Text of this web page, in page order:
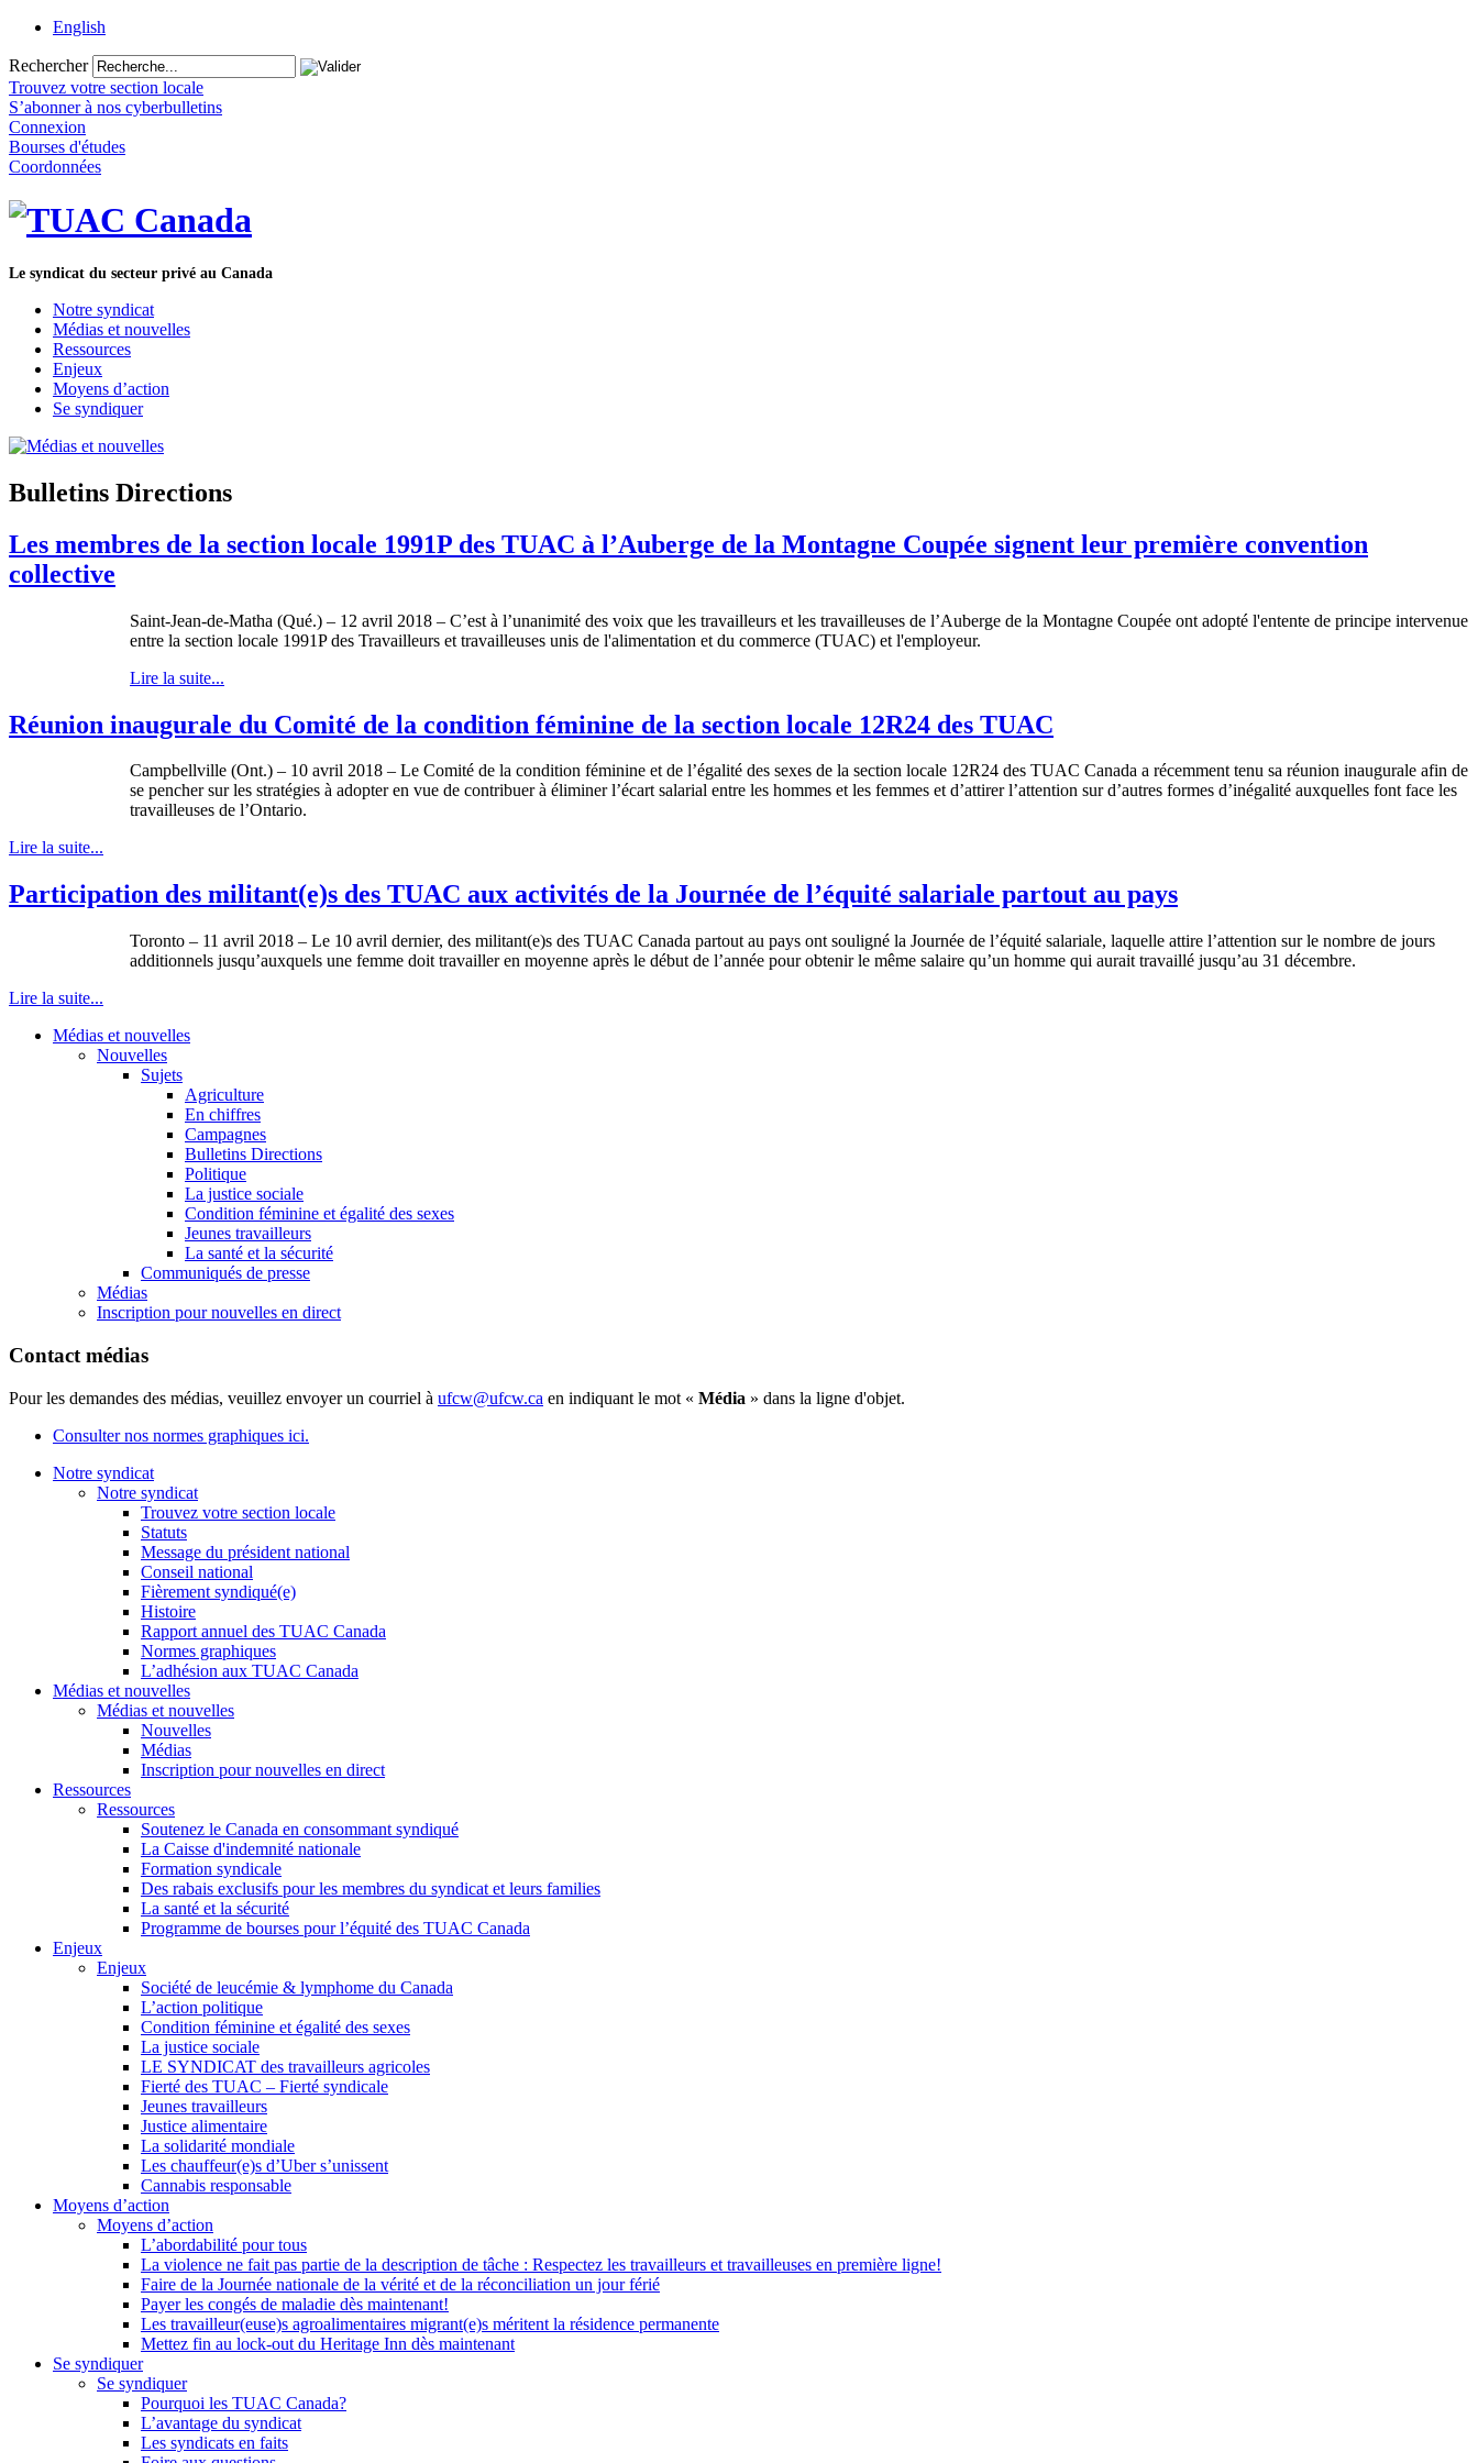
English
Rechercher
Trouvez votre section locale
S’abonner à nos cyberbulletins
Connexion
Bourses d'études
Coordonnées
Le syndicat du secteur privé au Canada
Notre syndicat
Médias et nouvelles
Ressources
Enjeux
Moyens d’action
Se syndiquer
Bulletins Directions
Les membres de la section locale 1991P des TUAC à l’Auberge de la Montagne Coupée signent leur première convention
collective
Saint-Jean-de-Matha (Qué.) – 12 avril 2018 – C’est à l’unanimité des voix que les travailleurs et les travailleuses de l’Auberge de la Montagne Coupée ont adopté l'entente de principe intervenue
entre la section locale 1991P des Travailleurs et travailleuses unis de l'alimentation et du commerce (TUAC) et l'employeur.
Lire la suite...
Réunion inaugurale du Comité de la condition féminine de la section locale 12R24 des TUAC
Campbellville (Ont.) – 10 avril 2018 – Le Comité de la condition féminine et de l’égalité des sexes de la section locale 12R24 des TUAC Canada a récemment tenu sa réunion inaugurale afin de
se pencher sur les stratégies à adopter en vue de contribuer à éliminer l’écart salarial entre les hommes et les femmes et d’attirer l’attention sur d’autres formes d’inégalité auxquelles font face les
travailleuses de l’Ontario.
Lire la suite...
Participation des militant(e)s des TUAC aux activités de la Journée de l’équité salariale partout au pays
Toronto – 11 avril 2018 – Le 10 avril dernier, des militant(e)s des TUAC Canada partout au pays ont souligné la Journée de l’équité salariale, laquelle attire l’attention sur le nombre de jours
additionnels jusqu’auxquels une femme doit travailler en moyenne après le début de l’année pour obtenir le même salaire qu’un homme qui aurait travaillé jusqu’au 31 décembre.
Lire la suite...
Médias et nouvelles
Nouvelles
Sujets
Agriculture
En chiffres
Campagnes
Bulletins Directions
Politique
La justice sociale
Condition féminine et égalité des sexes
Jeunes travailleurs
La santé et la sécurité
Communiqués de presse
Médias
Inscription pour nouvelles en direct
Contact médias
Pour les demandes des médias, veuillez envoyer un courriel à ufcw@ufcw.ca en indiquant le mot « Média » dans la ligne d'objet.
Consulter nos normes graphiques ici.
Notre syndicat
Notre syndicat
Trouvez votre section locale
Statuts
Message du président national
Conseil national
Fièrement syndiqué(e)
Histoire
Rapport annuel des TUAC Canada
Normes graphiques
L’adhésion aux TUAC Canada
Médias et nouvelles
Médias et nouvelles
Nouvelles
Médias
Inscription pour nouvelles en direct
Ressources
Ressources
Soutenez le Canada en consommant syndiqué
La Caisse d'indemnité nationale
Formation syndicale
Des rabais exclusifs pour les membres du syndicat et leurs families
La santé et la sécurité
Programme de bourses pour l’équité des TUAC Canada
Enjeux
Enjeux
Société de leucémie & lymphome du Canada
L’action politique
Condition féminine et égalité des sexes
La justice sociale
LE SYNDICAT des travailleurs agricoles
Fierté des TUAC – Fierté syndicale
Jeunes travailleurs
Justice alimentaire
La solidarité mondiale
Les chauffeur(e)s d’Uber s’unissent
Cannabis responsable
Moyens d’action
Moyens d’action
L’abordabilité pour tous
La violence ne fait pas partie de la description de tâche : Respectez les travailleurs et travailleuses en première ligne!
Faire de la Journée nationale de la vérité et de la réconciliation un jour férié
Payer les congés de maladie dès maintenant!
Les travailleur(euse)s agroalimentaires migrant(e)s méritent la résidence permanente
Mettez fin au lock-out du Heritage Inn dès maintenant
Se syndiquer
Se syndiquer
Pourquoi les TUAC Canada?
L’avantage du syndicat
Les syndicats en faits